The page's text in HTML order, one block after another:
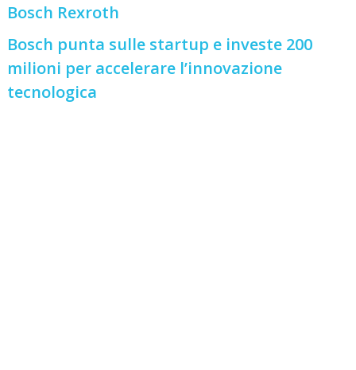
Bosch Rexroth
Bosch punta sulle startup e investe 200
milioni per accelerare l’innovazione
tecnologica